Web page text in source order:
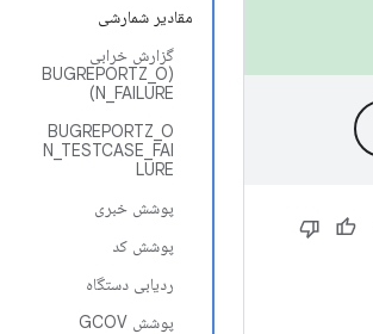
مقادیر شمارشی
گزارش خرابی
(BUGREPORTZ_O
N_FAILURE)
BUGREPORTZ_O
N_TESTCASE_FAI
LURE
پوشش خبری
پوشش کد
ردیابی دستگاه
پوشش GCOV